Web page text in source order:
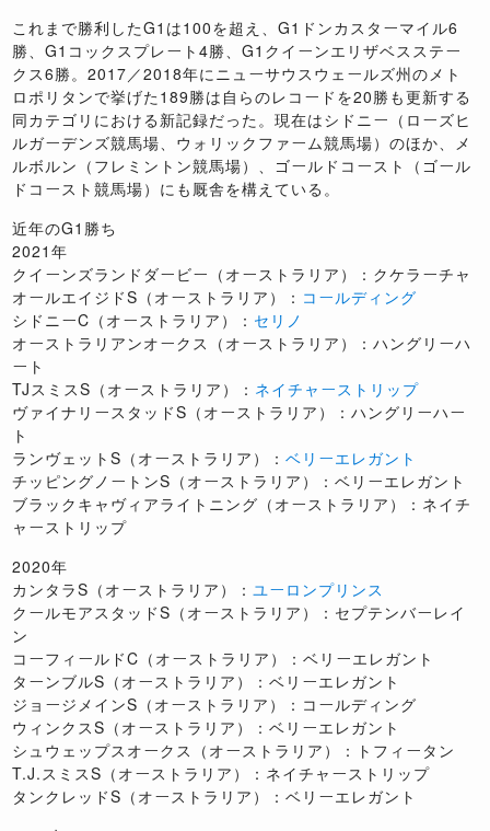
これまで勝利したG1は100を超え、G1ドンカスターマイル6
勝、G1コックスプレート4勝、G1クイーンエリザベスステー
クス6勝。2017／2018年にニューサウスウェールズ州のメト
ロポリタンで挙げた189勝は自らのレコードを20勝も更新する
同カテゴリにおける新記録だった。現在はシドニー（ローズヒ
ルガーデンズ競馬場、ウォリックファーム競馬場）のほか、メ
ルボルン（フレミントン競馬場）、ゴールドコースト（ゴール
ドコースト競馬場）にも厩舎を構えている。
近年のG1勝ち
2021年
クイーンズランドダービー（オーストラリア）：クケラーチャ
オールエイジドS（オーストラリア）： コールディング
シドニーC（オーストラリア）： セリノ
オーストラリアンオークス（オーストラリア）：ハングリーハ
ート
TJスミスS（オーストラリア）： ネイチャーストリップ
ヴァイナリースタッドS（オーストラリア）：ハングリーハー
ト
ランヴェットS（オーストラリア）：ベリーエレガント
チッピングノートンS（オーストラリア）：ベリーエレガント
ブラックキャヴィアライトニング（オーストラリア）：ネイチ
ャーストリップ
2020年
カンタラS（オーストラリア）：ユーロンプリンス
クールモアスタッドS（オーストラリア）：セプテンバーレイ
ン
コーフィールドC（オーストラリア）：ベリーエレガント
ターンブルS（オーストラリア）：ベリーエレガント
ジョージメインS（オーストラリア）：コールディング
ウィンクスS（オーストラリア）：ベリーエレガント
シュウェップスオークス（オーストラリア）：トフィータン
T.J.スミスS（オーストラリア）：ネイチャーストリップ
タンクレッドS（オーストラリア）：ベリーエレガント